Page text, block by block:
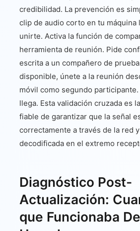
credibilidad. La prevención es
clip de audio corto en tu máquina
unirte. Activa la función de
herramienta de reunión. Pide
escrita a un compañero de
disponible, únete a la reunión
móvil como segundo participante.
llega. Esta validación cruzada es
fiable de garantizar que la señal
correctamente a través de la red
decodificada en el extremo
Diagnóstico Post-
Actualización:
que Funcionaba